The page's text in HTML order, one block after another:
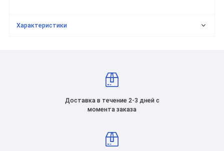
Характеристики
Доставка в течение 2-3 дней с
момента заказа